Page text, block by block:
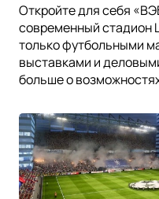
Откройте для себя
современный стадион
только футбольными
выставками и
больше о